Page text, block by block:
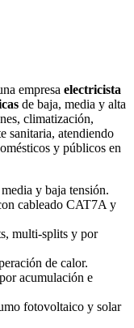
empresa electricista
de baja, media y alta
climatización,
sanitaria, atendiendo
y públicos en
y baja tensión.
cableado CAT7A y
multi-splits y por
de calor.
acumulación e
fotovoltaico y solar